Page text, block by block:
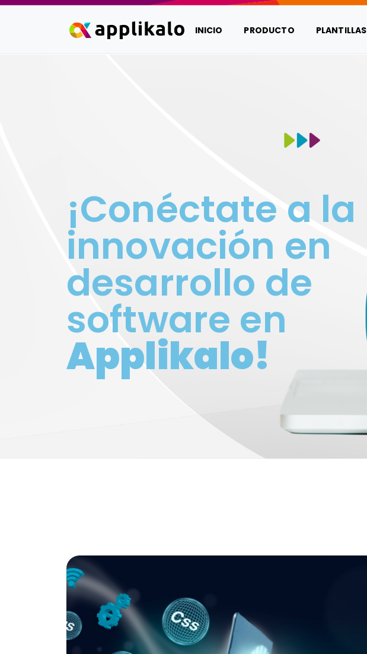
INICIO PRODUCTO PLANTILLAS
¡Conéctate a la
innovación en
desarrollo de
software en
Applikalo!